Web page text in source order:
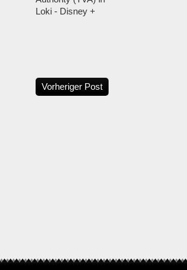
Loki - Disney +
Vorheriger Post